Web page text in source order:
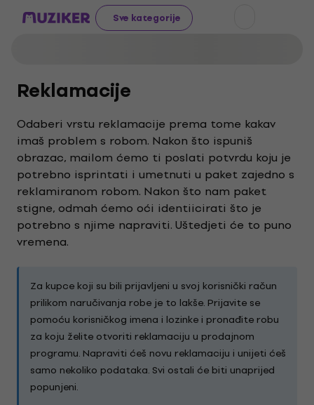
Sve kategorije
Reklamacije
Odaberi vrstu reklamacije prema tome kakav
imaš problem s robom. Nakon što ispuniš
obrazac, mailom ćemo ti poslati potvrdu koju je
potrebno isprintati i umetnuti u paket zajedno s
reklamiranom robom. Nakon što nam paket
stigne, odmah ćemo oći identiicirati što je
potrebno s njime napraviti. Uštedjeti će to puno
vremena.
Za kupce koji su bili prijavljeni u svoj korisnički račun
prilikom naručivanja robe je to lakše. Prijavite se
pomoću korisničkog imena i lozinke i pronađite robu
za koju želite otvoriti reklamaciju u prodajnom
programu. Napraviti ćeš novu reklamaciju i unijeti ćeš
samo nekoliko podataka. Svi ostali će biti unaprijed
popunjeni.